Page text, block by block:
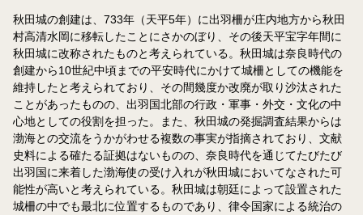
秋田城の創建は、733年（天平5年）に出羽柵が庄内地方から秋田
村高清水岡に移転したことにさかのぼり、その後天平宝字年間に
秋田城に改称されたものと考えられている。秋田城は奈良時代の
創建から10世紀中頃までの平安時代にかけて城柵としての機能を
維持したと考えられており、その間幾度か改廃が取り沙汰された
ことがあったものの、出羽国北部の行政・軍事・外交・文化の中
心地としての役割を担った。また、秋田城の発掘調査結果からは
渤海との交流をうかがわせる複数の事実が指摘されており、文献
史料による確たる証拠はないものの、奈良時代を通じてたびたび
出羽国に来着した渤海使の受け入れが秋田城においてなされた可
能性が高いと考えられている。秋田城は朝廷によって設置された
城柵の中でも最北に位置するものであり、律令国家による統治の